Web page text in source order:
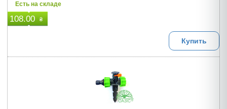
Есть на складе
108.00 ₴
Купить